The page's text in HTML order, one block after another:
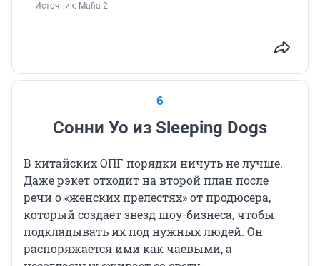
Источник: Mafia 2
6
Сонни Уо из Sleeping Dogs
В китайских ОПГ порядки ничуть не лучше.
Даже рэкет отходит на второй план после
речи о «женских прелестях» от продюсера,
который создает звезд шоу-бизнеса, чтобы
подкладывать их под нужных людей. Он
распоряжается ими как чаевыми, а